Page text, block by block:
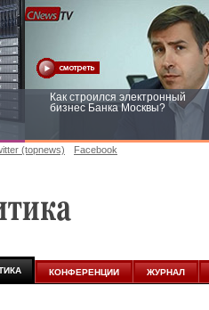
Как строился электронный
бизнес Банка Москвы?
(topnews) Facebook
КОНФЕРЕНЦИИ ЖУРНАЛ